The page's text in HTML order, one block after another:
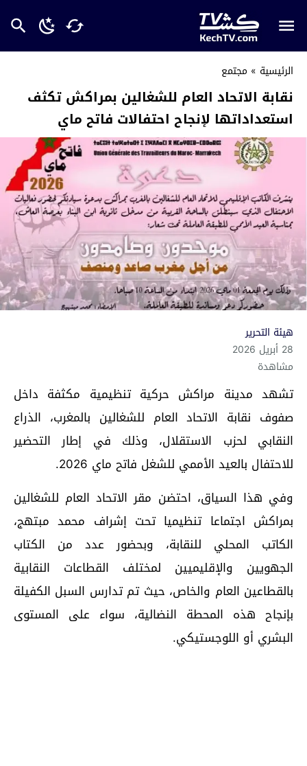
الرئيسية » مجتمع
نقابة الاتحاد العام للشغالين بمراكش تكثف
استعداداتها لإنجاح احتفالات فاتح ماي
هيئة التحرير
28 أبريل 2026
مشاهدة
تشهد مدينة مراكش حركية تنظيمية مكثفة داخل
صفوف نقابة الاتحاد العام للشغالين بالمغرب، الذراع
النقابي لحزب الاستقلال، وذلك في إطار التحضير
للاحتفال بالعيد الأممي للشغل فاتح ماي 2026.
وفي هذا السياق، احتضن مقر الاتحاد العام للشغالين
بمراكش اجتماعا تنظيميا تحت إشراف محمد مبتهج،
الكاتب المحلي للنقابة، وبحضور عدد من الكتاب
الجهويين والإقليميين لمختلف القطاعات النقابية
بالقطاعين العام والخاص، حيث تم تدارس السبل الكفيلة
بإنجاح هذه المحطة النضالية، سواء على المستوى
البشري أو اللوجستيكي.